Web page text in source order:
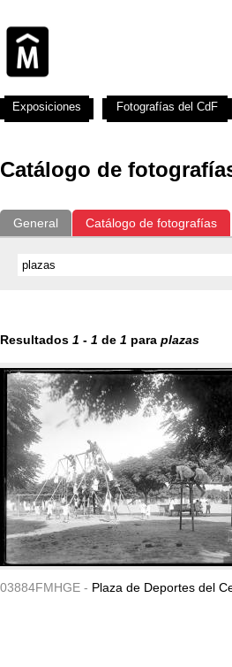
Catálogo de
General Catálogo de fotografías
Resultados 1 - 1 de 1 para plazas
03884FMHGE - Plaza de Deportes del
Exposiciones Fotografías del CdF